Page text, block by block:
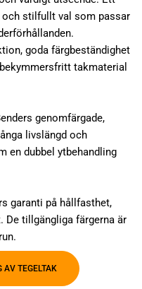
stilfullt val som passar
goda färgbeständighet
takmaterial
genomfärgade,
livslängd och
en dubbel ytbehandling
garanti på hållfasthet,
tillgängliga färgerna är
AV TEGELTAK